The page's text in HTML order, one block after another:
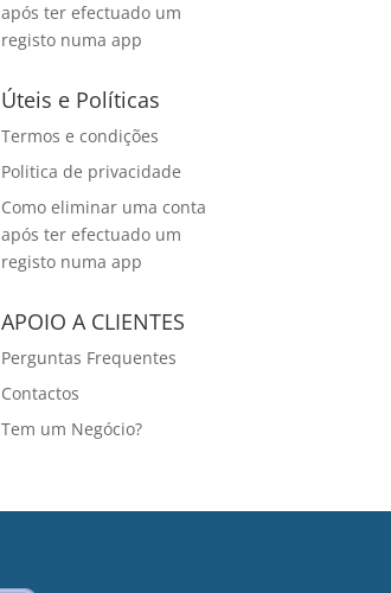
após ter efectuado um
registo numa app
Úteis e Políticas
Termos e condições
Politica de privacidade
Como eliminar uma conta
após ter efectuado um
registo numa app
APOIO A CLIENTES
Perguntas Frequentes
Contactos
Tem um Negócio?